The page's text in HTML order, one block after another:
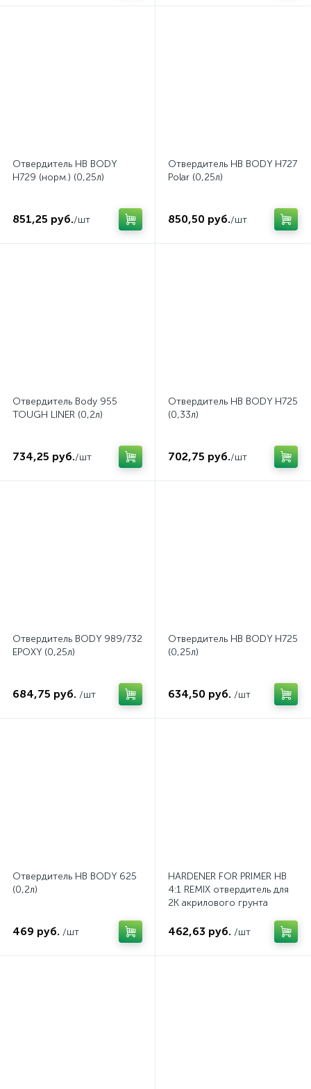
Отвердитель HB BODY
H729 (норм.) (0,25л)
851,25 руб./шт
Отвердитель HB BODY H727
Polar (0,25л)
850,50 руб./шт
Отвердитель Body 955
TOUGH LINER (0,2л)
734,25 руб./шт
Отвердитель HB BODY H725
(0,33л)
702,75 руб./шт
Отвердитель BODY 989/732
EPOXY (0,25л)
684,75 руб. /шт
Отвердитель HB BODY H725
(0,25л)
634,50 руб. /шт
Отвердитель HB BODY 625
(0,2л)
469 руб. /шт
HARDENER FOR PRIMER HB
4:1 REMIX отвердитель для
2К акрилового грунта
462,63 руб. /шт